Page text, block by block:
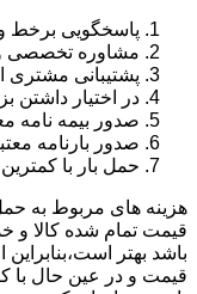
پاسخگویی برخط و
مشاوره تخصصی و
پشتیبانی مشتری
در اختیار داشتن
صدور بیمه نامه
صدور بارنامه
حمل بار با
هزینه های مربوط به
قیمت تمام شده کالا و
باشد بهتر
قیمت و در عین حال با